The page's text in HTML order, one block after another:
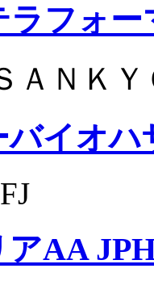
ラフォ
ＡＮＫ
イオハ
アAA